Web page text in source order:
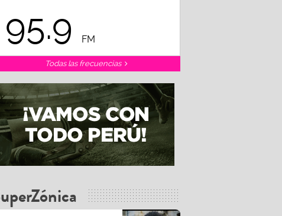
95.9 FM
Todas las frecuencias